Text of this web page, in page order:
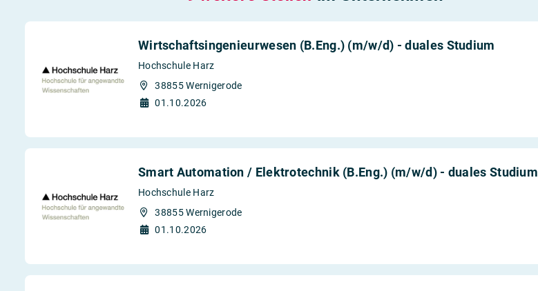
Wirtschaftsingenieurwesen (B.Eng.) (m/w/d) - duales Studium
Hochschule Harz
38855 Wernigerode
01.10.2026
Smart Automation / Elektrotechnik (B.Eng.) (m/w/d) - duales Studium
Hochschule Harz
38855 Wernigerode
01.10.2026